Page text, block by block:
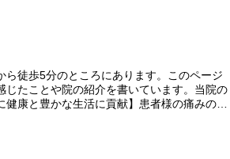
徒歩5分のところにあります。このページ
たことや院の紹介を書いています。当院の
康と豊かな生活に貢献】患者様の痛みのケ